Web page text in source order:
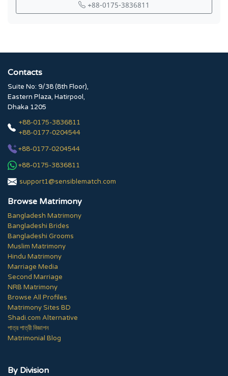
+88-0175-3836811
Contacts
Suite No: 9/38 (8th Floor),
Eastern Plaza, Hatirpool,
Dhaka 1205
+88-0175-3836811
+88-0177-0204544
+88-0177-0204544
+88-0175-3836811
support1@sensiblematch.com
Browse Matrimony
Bangladesh Matrimony
Bangladeshi Brides
Bangladeshi Grooms
Muslim Matrimony
Hindu Matrimony
Marriage Media
Second Marriage
NRB Matrimony
Browse All Profiles
Matrimony Sites BD
Shadi.com Alternative
পাত্র পাত্রী বিজ্ঞাপন
Matrimonial Blog
By Division